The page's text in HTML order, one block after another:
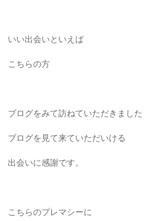
いい出会いといえば
こちらの方
ブログをみて訪ねていただきました
ブログを見て来ていただいける
出会いに感謝です。
こちらのプレマシーに